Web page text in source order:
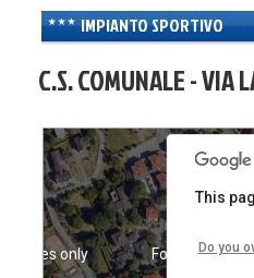
IMPIANTO SPORTIVO
C.S. COMUNALE - VIA
For
only
This
Do you